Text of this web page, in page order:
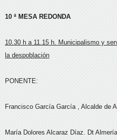
10 ª MESA REDONDA
10.30 h a 11.15 h. Municipalismo y
la despoblación
PONENTE:
Francisco García García , Alcalde de
María Dolores Alcaraz Díaz. Dt